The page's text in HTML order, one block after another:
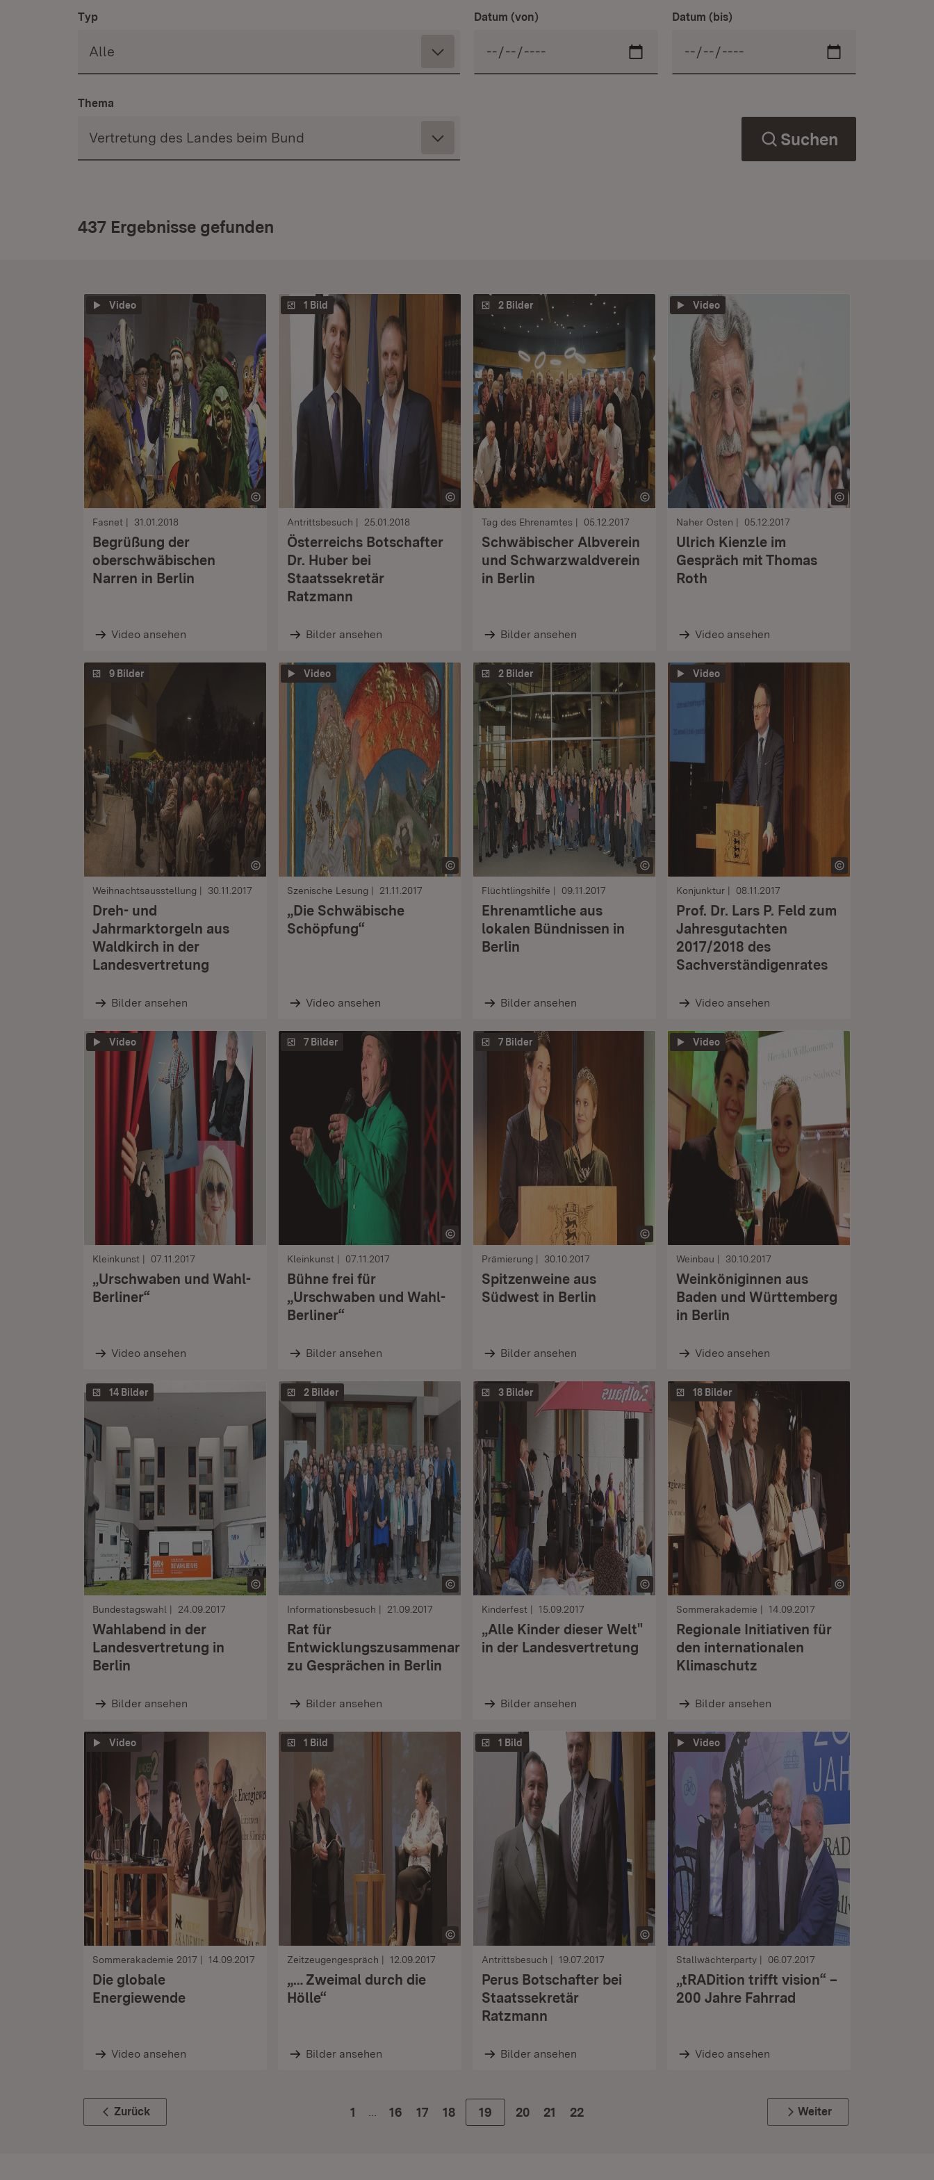
Typ Datum (von) Datum (bis)
Thema
Suchen
437 Ergebnisse gefunden
Video
Fasnet 31.01.2018
Begrüßung der
oberschwäbischen
Narren in Berlin
Video ansehen
1 Bild
Antrittsbesuch 25.01.2018
Österreichs Botschafter
Dr. Huber bei
Staatssekretär
Ratzmann
Bilder ansehen
2 Bilder
Tag des Ehrenamtes 05.12.2017
Schwäbischer Albverein
und Schwarzwaldverein
in Berlin
Bilder ansehen
Video
Naher Osten 05.12.2017
Ulrich Kienzle im
Gespräch mit Thomas
Roth
Video ansehen
9 Bilder
Weihnachtsausstellung 30.11.2017
Dreh- und
Jahrmarktorgeln aus
Waldkirch in der
Landesvertretung
Bilder ansehen
Video
Szenische Lesung 21.11.2017
„Die Schwäbische
Schöpfung“
Video ansehen
2 Bilder
Flüchtlingshilfe 09.11.2017
Ehrenamtliche aus
lokalen Bündnissen in
Berlin
Bilder ansehen
Video
Konjunktur 08.11.2017
Prof. Dr. Lars P. Feld zum
Jahresgutachten
2017/2018 des
Sachverständigenrates
Video ansehen
Video
Kleinkunst 07.11.2017
„Urschwaben und Wahl-
Berliner“
Video ansehen
7 Bilder
Kleinkunst 07.11.2017
Bühne frei für
„Urschwaben und Wahl-
Berliner“
Bilder ansehen
7 Bilder
Prämierung 30.10.2017
Spitzenweine aus
Südwest in Berlin
Bilder ansehen
Video
Weinbau 30.10.2017
Weinköniginnen aus
Baden und Württemberg
in Berlin
Video ansehen
14 Bilder
Bundestagswahl 24.09.2017
Wahlabend in der
Landesvertretung in
Berlin
Bilder ansehen
2 Bilder
Informationsbesuch 21.09.2017
Rat für
Entwicklungszusammenarbeit
zu Gesprächen in Berlin
Bilder ansehen
3 Bilder
Kinderfest 15.09.2017
„Alle Kinder dieser Welt"
in der Landesvertretung
Bilder ansehen
18 Bilder
Sommerakademie 14.09.2017
Regionale Initiativen für
den internationalen
Klimaschutz
Bilder ansehen
Video
Sommerakademie 2017 14.09.2017
Die globale
Energiewende
Video ansehen
1 Bild
Zeitzeugengespräch 12.09.2017
„… Zweimal durch die
Hölle“
Bilder ansehen
1 Bild
Antrittsbesuch 19.07.2017
Perus Botschafter bei
Staatssekretär
Ratzmann
Bilder ansehen
Video
Stallwächterparty 06.07.2017
„tRADition trifft vision“ –
200 Jahre Fahrrad
Video ansehen
Zurück 1 Zur Seite
16 Zur Seite
17 Zur Seite
18 Zur Seite
19 Zur Seite
20 Zur Seite
21 Zur Seite
22 Weiter